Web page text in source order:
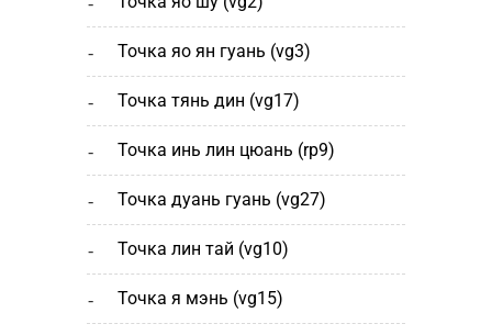
точка яо ян гуань (vg3)
точка тянь дин (vg17)
точка инь лин цюань (rp9)
точка дуань гуань (vg27)
точка лин тай (vg10)
точка я мэнь (vg15)